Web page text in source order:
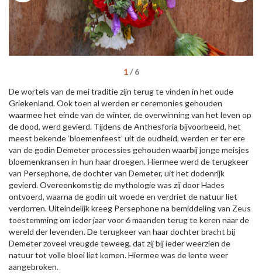
1/6
De wortels van de mei traditie zijn terug te vinden in het oude
Griekenland. Ook toen al werden er ceremonies gehouden
waarmee het einde van de winter, de overwinning van het leven op
de dood, werd gevierd. Tijdens de Anthesforia bijvoorbeeld, het
meest bekende ‘bloemenfeest’ uit de oudheid, werden er ter ere
van de godin Demeter processies gehouden waarbij jonge meisjes
bloemenkransen in hun haar droegen. Hiermee werd de terugkeer
van Persephone, de dochter van Demeter, uit het dodenrijk
gevierd. Overeenkomstig de mythologie was zij door Hades
ontvoerd, waarna de godin uit woede en verdriet de natuur liet
verdorren. Uiteindelijk kreeg Persephone na bemiddeling van Zeus
toestemming om ieder jaar voor 6 maanden terug te keren naar de
wereld der levenden. De terugkeer van haar dochter bracht bij
Demeter zoveel vreugde teweeg, dat zij bij ieder weerzien de
natuur tot volle bloei liet komen. Hiermee was de lente weer
aangebroken.